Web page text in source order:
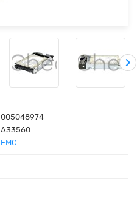
005048974
A33560
EMC